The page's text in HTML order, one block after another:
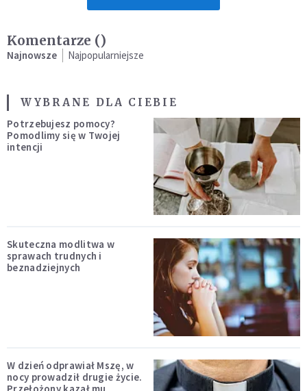
Komentarze ()
Najnowsze Najpopularniejsze
WYBRANE DLA CIEBIE
Potrzebujesz pomocy?
Pomodlimy się w Twojej
intencji
Skuteczna modlitwa w
sprawach trudnych i
beznadziejnych
W dzień odprawiał Mszę, w
nocy prowadził drugie życie.